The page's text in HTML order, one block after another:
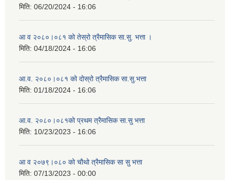
मिति: 06/20/2024 - 16:06
आ व २०८०।०८१ को तेस्रो त्रैमासिक सा.सु. भत्ता ।
मिति: 04/18/2024 - 16:06
आ.व. २०८०।०८१ को दोस्रो त्रैमासिक सा.सु.भत्ता
मिति: 01/18/2024 - 16:06
आ.व. २०८०।०८१को प्रथम त्रैमासिक सा.सु भत्ता
मिति: 10/23/2023 - 16:06
आ व २०७९।०८० को चौथो त्रैमासिक सा सु भत्ता
मिति: 07/13/2023 - 00:00